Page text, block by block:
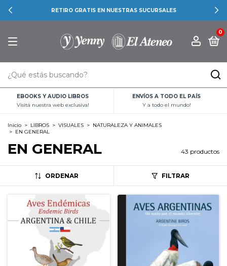
RETIRO GRATIS EN NUESTRAS SUCURSALES
0
EBOOKS Y AUDIO LIBROS
Visitá nuestra web exclusiva!
ENVÍOS A TODO EL PAÍS
Y a todo el mundo!
Inicio > LIBROS > VISUALES > NATURALEZA Y ANIMALES
> EN GENERAL
EN GENERAL 43 productos
ORDENAR FILTRAR